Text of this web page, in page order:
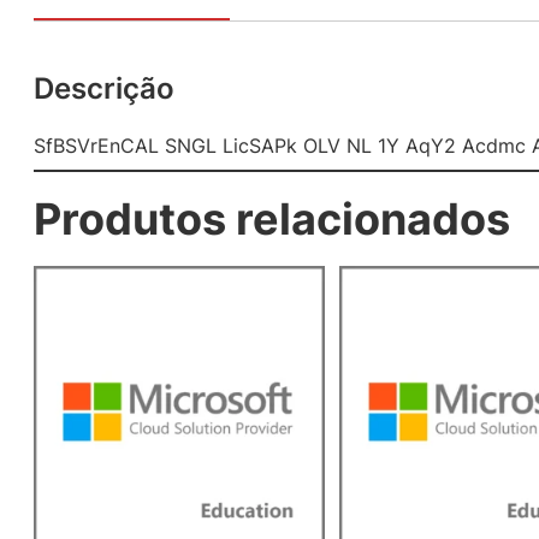
Descrição
SfBSVrEnCAL SNGL LicSAPk OLV NL 1Y AqY2
Produtos relacionados